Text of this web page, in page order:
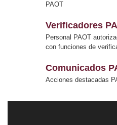
PAOT
Verificadores
Personal PAOT
con funciones de
Comunicados
Acciones destacadas